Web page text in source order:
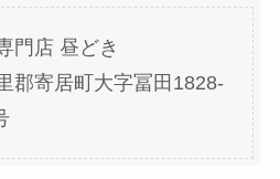
門店 昼どき
郡寄居町大字冨田1828-